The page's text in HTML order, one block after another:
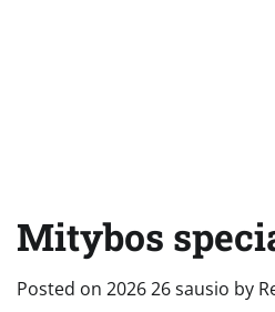
Mitybos
Posted on 2026 26 sausio by